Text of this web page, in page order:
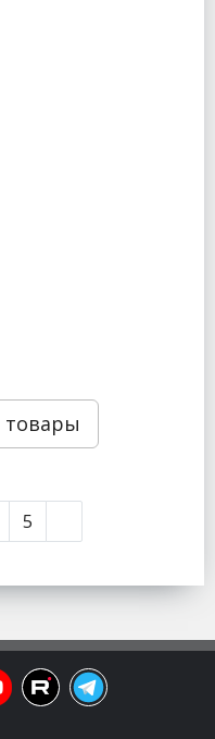
товары
5